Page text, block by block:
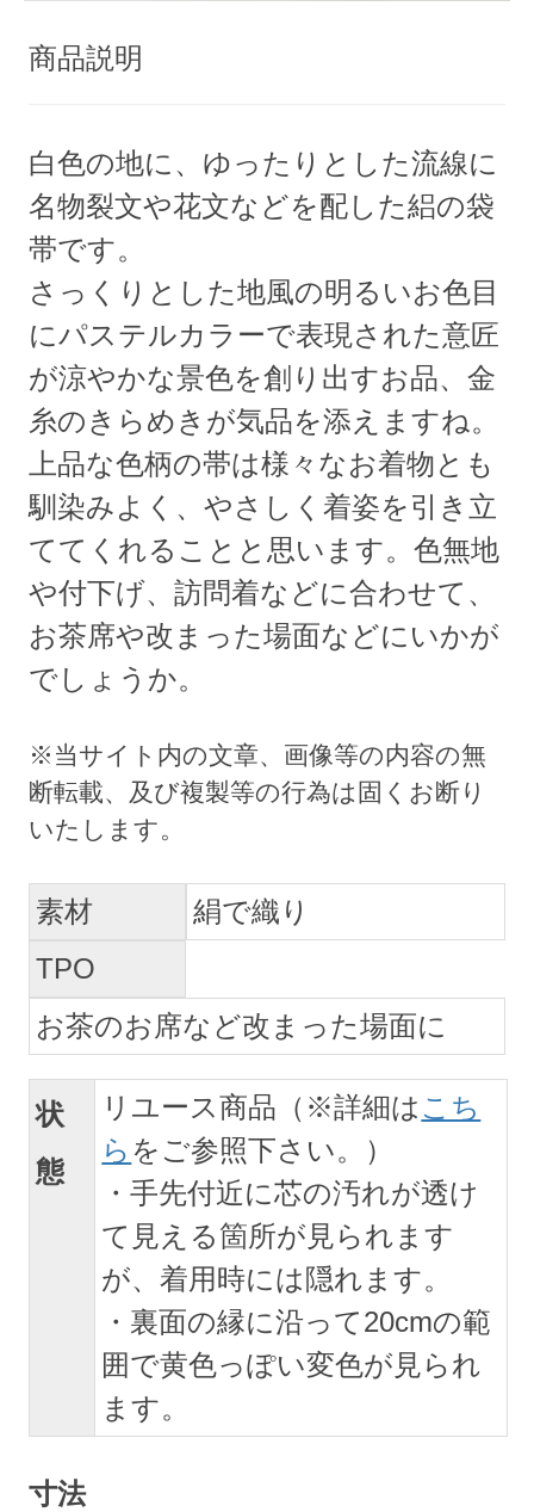
商品説明
白色の地に、ゆったりとした流線に
名物裂文や花文などを配した絽の袋
帯です。
さっくりとした地風の明るいお色目
にパステルカラーで表現された意匠
が涼やかな景色を創り出すお品、金
糸のきらめきが気品を添えますね。
上品な色柄の帯は様々なお着物とも
馴染みよく、やさしく着姿を引き立
ててくれることと思います。色無地
や付下げ、訪問着などに合わせて、
お茶席や改まった場面などにいかが
でしょうか。
素材
絹で織り
TPO
お茶のお席など改まった場面に
状
態
リユース商品（※詳細は こち
ら をご参照下さい。）
・手先付近に芯の汚れが透け
て見える箇所が見られます
が、着用時には隠れます。
・裏面の縁に沿って20cmの範
囲で黄色っぽい変色が見られ
ます。
寸法